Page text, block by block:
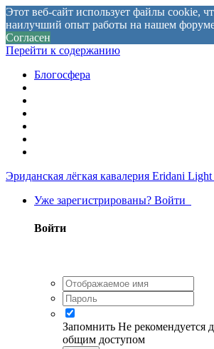
Этот веб-сайт использует файлы cookie,
наилучший опыт работы на нашем
Согласен
Перейти к содержанию
Блогосфера
Эриданская лёгкая кавалерия Eridani Light
Уже зарегистрированы? Войти
Войти
Запомнить Не рекомендуется
общим доступом